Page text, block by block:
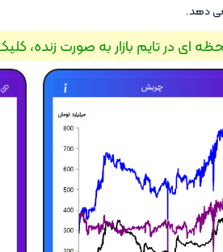
می دهد.
ای در تایم بازار به صورت زنده،